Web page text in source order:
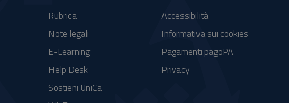
Rubrica
Note legali
E-Learning
Help Desk
Sostieni UniCa
Accessibilità
Informativa sui cookies
Pagamenti pagoPA
Privacy